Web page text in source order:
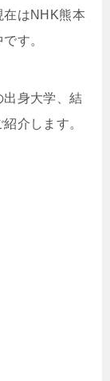
在はNHK熊本
す。
身大学、結
介します。